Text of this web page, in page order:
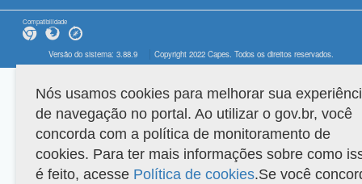
Compatibilidade
Versão do sistema: 3.88.9 Copyright 2022 Capes. Todos os direitos reservados.
Nós usamos cookies para melhorar sua
de navegação no portal. Ao utilizar o gov.br, você
concorda com a política de monitoramento de
cookies. Para ter mais informações sobre como
é feito, acesse Política de cookies.Se você